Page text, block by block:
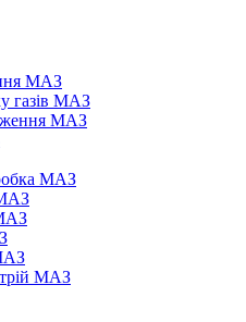
МАЗ
газів МАЗ
МАЗ
МАЗ
МАЗ